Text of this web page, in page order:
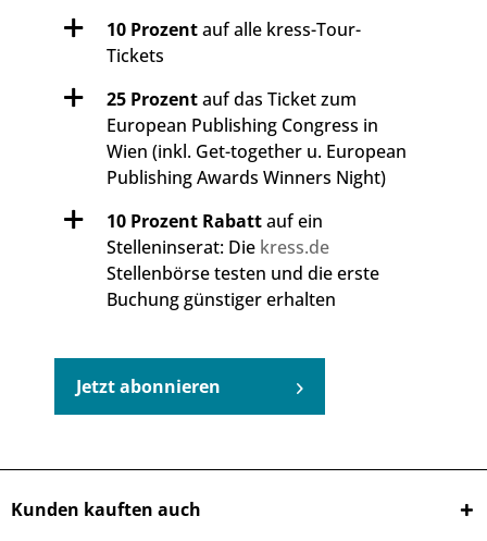
10 Prozentauf alle kress-Tour-
Tickets
25 Prozentauf das Ticket zum
European Publishing Congress in
Wien (inkl. Get-together u. European
Publishing Awards Winners Night)
10 Prozent Rabattauf ein
Stelleninserat: Die kress.de
Stellenbörse testen und die erste
Buchung günstiger erhalten
Jetzt abonnieren
Kunden kauften auch